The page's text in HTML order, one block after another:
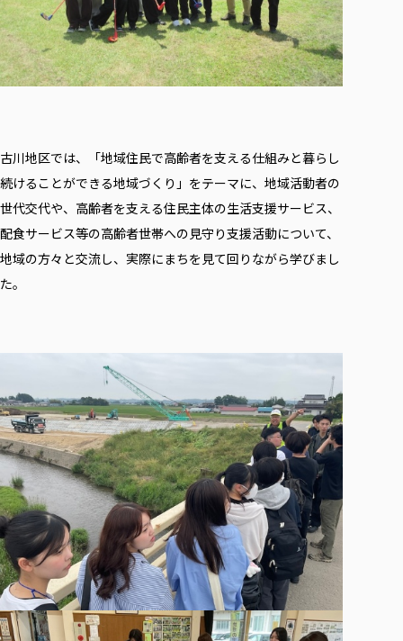
古川地区では、「地域住民で高齢者を支える仕組みと暮らし
続けることができる地域づくり」をテーマに、地域活動者の
世代交代や、高齢者を支える住民主体の生活支援サービス、
配食サービス等の高齢者世帯への見守り支援活動について、
地域の方々と交流し、実際にまちを見て回りながら学びまし
た。